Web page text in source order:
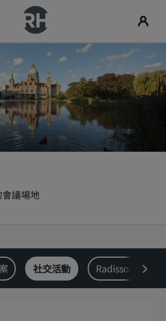
Radisson Blu
Park Inn by Radisson
議場地
社交活動 Radisson